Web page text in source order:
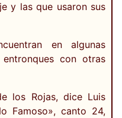
y las que usaron sus
en algunas
con otras
los Rojas, dice Luis
Famoso», canto 24,